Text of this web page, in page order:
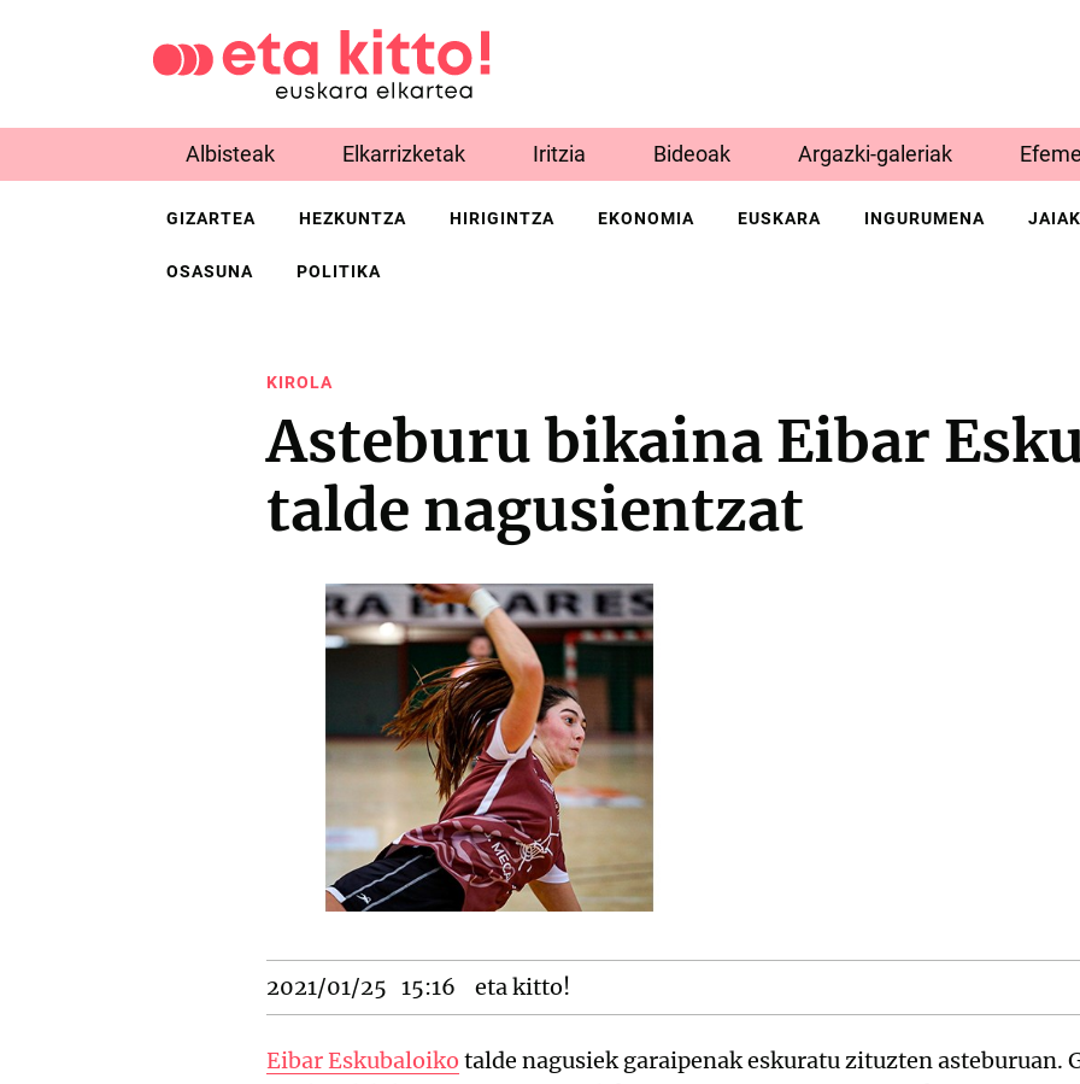
Albisteak Elkarrizketak Iritzia Bideoak Argazki-galeriak
GIZARTEA HEZKUNTZA HIRIGINTZA EKONOMIA EUSKARA INGURUMENA JAIAK
OSASUNA POLITIKA
KIROLA
Asteburu bikaina Eibar
talde nagusientzat
2021/01/25 15:16 eta kitto!
Eibar Eskubaloiko talde nagusiek garaipenak eskuratu zituzten asteburuan.